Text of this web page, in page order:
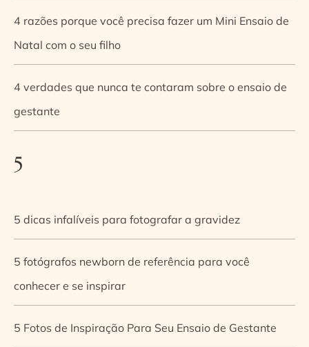
4 razões porque você precisa fazer um Mini Ensaio de
Natal com o seu filho
4 verdades que nunca te contaram sobre o ensaio de
gestante
5
5 dicas infalíveis para fotografar a gravidez
5 fotógrafos newborn de referência para você
conhecer e se inspirar
5 Fotos de Inspiração Para Seu Ensaio de Gestante